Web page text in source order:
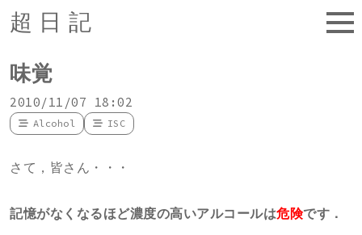
超日記
味覚
2010/11/07 18:02
Alcohol ISC
さて，皆さん・・・
記憶がなくなるほど濃度の高いアルコールは危険です．